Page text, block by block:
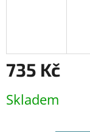
735 Kč
cena:
Skladem